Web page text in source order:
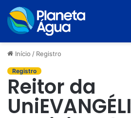
Início / Registro
Registro
Reitor da